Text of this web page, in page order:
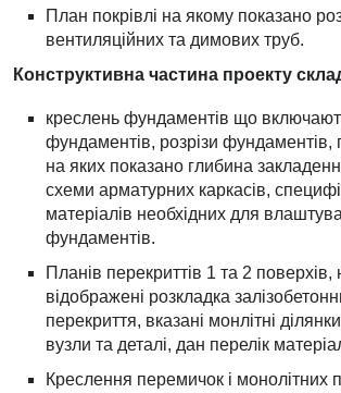
План покрівлі на якому показано
вентиляційних та димових труб.
Конструктивна частина проекту
креслень фундаментів що
фундаментів, розрізи фундаментів,
на яких показано глибина
схеми арматурних каркасів,
матеріалів необхідних для
фундаментів.
Планів перекриттів 1 та 2 поверхів,
відображені розкладка
перекриття, вказані монлітні
вузли та деталі, дан перелік
Креслення перемичок і монолітних